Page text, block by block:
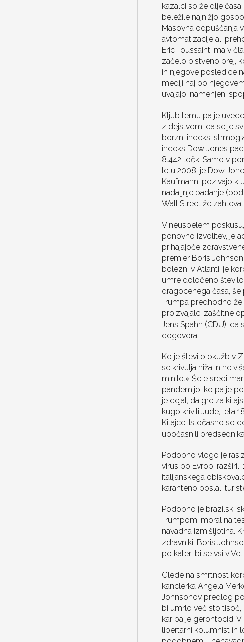
kazalci so že dlje
beležile najnižjo
Masovna odpuščanja
avtomatizacije ali
Eric Toussaint ima v
začelo bistveno prej,
in njegove posledice
mediji naj po
uvajajo, namenjeni
Kljub temu pa je
z dejstvom, da se je
borzni indeksi
indeks Dow Jones
8.442 točk. Samo v
letu 2008, je Dow
Kaufmann, pozivajo k
nadaljnje padanje
Wall Street že
V neuspelem
ponovno izvolitev, je
prihajajoče
premier Boris
bolezni v Atlanti, je
umre določeno
dragocenega časa,
Trumpa predhodno
proizvajalci zaščitne
Jens Spahn (CDU),
dogovora.
Ko je število okužb v
se krivulja niža in ne
minilo.« Šele sredi
pandemijo, ko pa je
je dejal, da gre za
kugo krivili Jude, leta
Kitajce. Istočasno so
upočasnili
Podobno vlogo je
virus po Evropi razširil
italijanskega
karanteno poslali
Podobno je brazilski
Trumpom, moral na
navadna izmišljotina.
zdravniki. Boris
po kateri bi se vsi v
Glede na smrtnost
kanclerka Angela
Johnsonov predlog
bi umrlo več sto
kar pa je gerontocid.
libertarni kolumnist in